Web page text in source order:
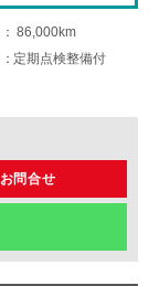
86,000km
定期点検整備付
お問合せ